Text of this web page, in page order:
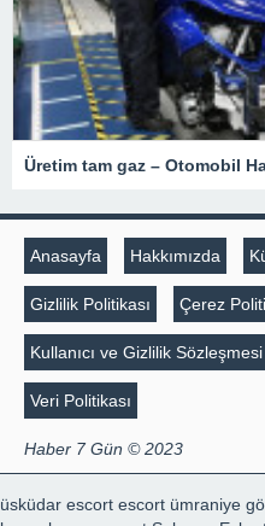
Üretim tam gaz – Otomobil
Anasayfa Hakkımızda
Gizlilik Politikası Çerez
Kullanıcı ve Gizlilik Sözleşmesi
Veri Politikası
Haber 7 Gün © 2023
üsküdar escort escort ümraniye